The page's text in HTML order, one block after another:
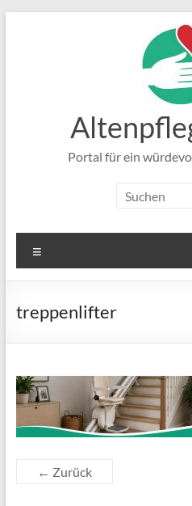
Portal für ein
treppenlifter
← Zurück